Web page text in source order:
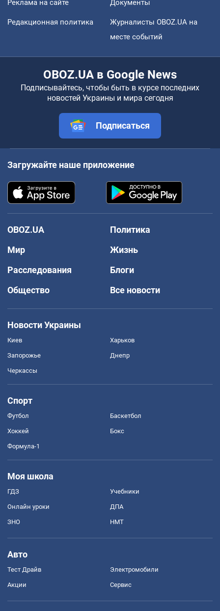
Реклама на сайте Документы
Редакционная политика
Журналисты OBOZ.UA на
месте событий
OBOZ.UA в Google News
Подписывайтесь, чтобы быть в курсе последних
новостей Украины и мира сегодня
Подписаться
Загружайте наше приложение
OBOZ.UA
Политика
Мир
Жизнь
Расследования
Блоги
Общество
Все новости
Новости Украины
Киев Харьков
Запорожье Днепр
Черкассы
Спорт
Футбол Баскетбол
Хоккей Бокс
Формула-1
Моя школа
ГДЗ Учебники
Онлайн уроки ДПА
ЗНО НМТ
Авто
Тест Драйв Электромобили
Акции Сервис